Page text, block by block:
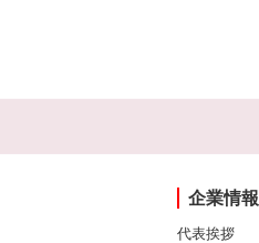
企業情報
代表挨拶